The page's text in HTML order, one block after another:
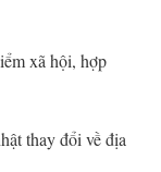
xã hội, hợp
thay đổi về địa